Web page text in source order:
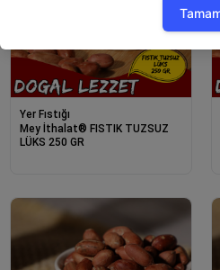
Yer Fıstığı
Mey İthalat® FISTIK TUZSUZ
LÜKS 250 GR